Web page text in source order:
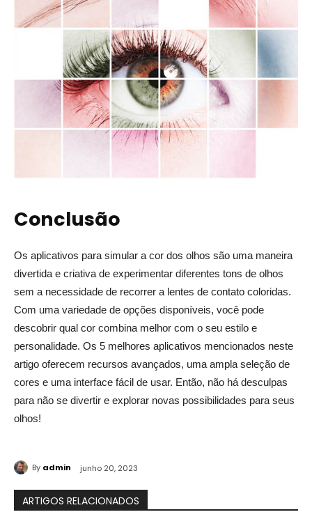
Conclusão
Os aplicativos para simular a cor dos olhos são uma maneira
divertida e criativa de experimentar diferentes tons de olhos
sem a necessidade de recorrer a lentes de contato coloridas.
Com uma variedade de opções disponíveis, você pode
descobrir qual cor combina melhor com o seu estilo e
personalidade. Os 5 melhores aplicativos mencionados neste
artigo oferecem recursos avançados, uma ampla seleção de
cores e uma interface fácil de usar. Então, não há desculpas
para não se divertir e explorar novas possibilidades para seus
olhos!
By admin junho 20, 2023
ARTIGOS RELACIONADOS